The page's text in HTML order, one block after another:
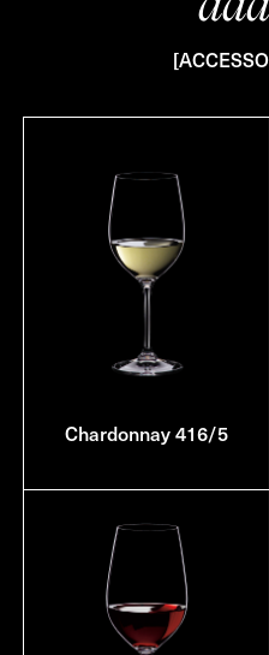
Chardonnay 416/5